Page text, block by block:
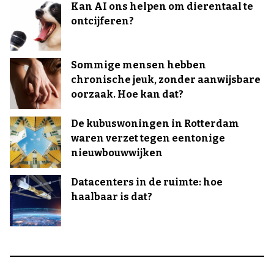
Kan AI ons helpen om dierentaal te
ontcijferen?
Sommige mensen hebben
chronische jeuk, zonder aanwijsbare
oorzaak. Hoe kan dat?
De kubuswoningen in Rotterdam
waren verzet tegen eentonige
nieuwbouwwijken
Datacenters in de ruimte: hoe
haalbaar is dat?